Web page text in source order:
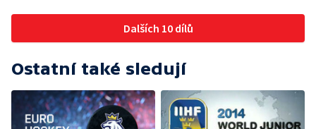
Dalších 10 dílů
Ostatní také sledují